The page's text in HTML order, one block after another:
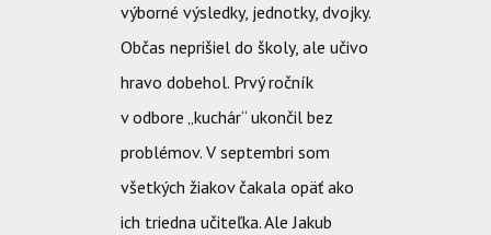
výborné výsledky, jednotky, dvojky.
Občas neprišiel do školy, ale učivo
hravo dobehol. Prvý ročník
v odbore „kuchár“ ukončil bez
problémov. V septembri som
všetkých žiakov čakala opäť ako
ich triedna učiteľka. Ale Jakub